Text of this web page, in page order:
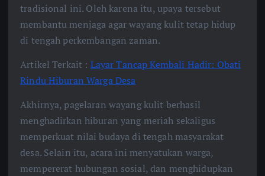
tradisional ini. Oleh karena itu, upaya tersebut
membantu menjaga agar wayang kulit tetap hidup
di tengah perkembangan zaman.
Artikel Terkait : Layar Tancap Kembali Hadir: Obati
Rindu Hiburan Warga Desa
Akhirnya, pagelaran wayang kulit berhasil
menghadirkan hiburan yang meriah sekaligus
memperkuat nilai budaya di tengah masyarakat
desa. Selain itu, acara ini menyatukan warga,
mempererat hubungan sosial, dan menghidupkan